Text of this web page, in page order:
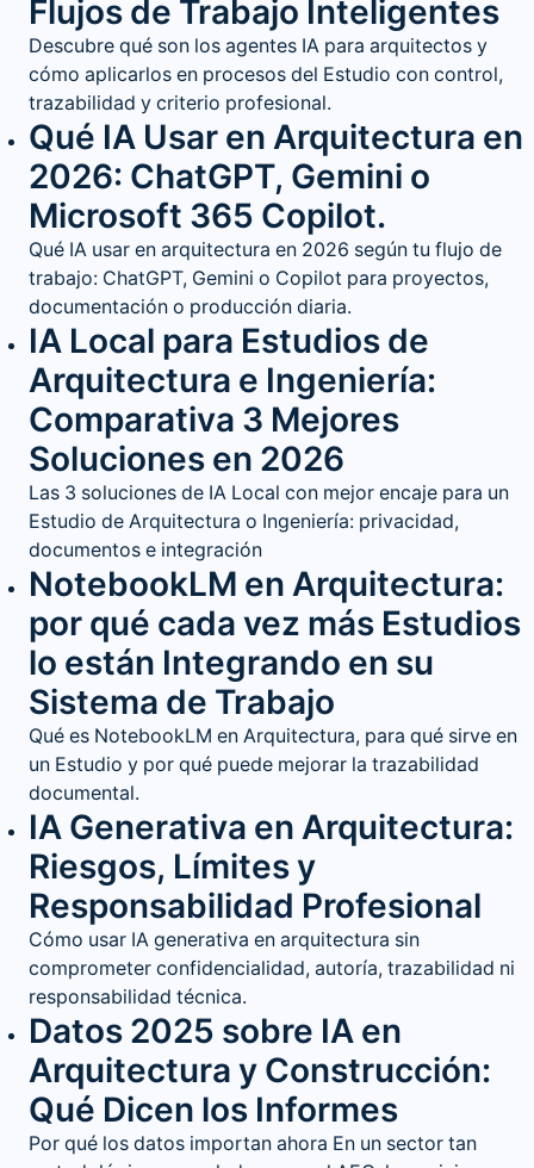
Flujos de Trabajo Inteligentes
Descubre qué son los agentes IA para arquitectos y
cómo aplicarlos en procesos del Estudio con control,
trazabilidad y criterio profesional.
Qué IA Usar en Arquitectura en
2026: ChatGPT, Gemini o
Microsoft 365 Copilot.
Qué IA usar en arquitectura en 2026 según tu flujo de
trabajo: ChatGPT, Gemini o Copilot para proyectos,
documentación o producción diaria.
IA Local para Estudios de
Arquitectura e Ingeniería:
Comparativa 3 Mejores
Soluciones en 2026
Las 3 soluciones de IA Local con mejor encaje para un
Estudio de Arquitectura o Ingeniería: privacidad,
documentos e integración
NotebookLM en Arquitectura:
por qué cada vez más Estudios
lo están Integrando en su
Sistema de Trabajo
Qué es NotebookLM en Arquitectura, para qué sirve en
un Estudio y por qué puede mejorar la trazabilidad
documental.
IA Generativa en Arquitectura:
Riesgos, Límites y
Responsabilidad Profesional
Cómo usar IA generativa en arquitectura sin
comprometer confidencialidad, autoría, trazabilidad ni
responsabilidad técnica.
Datos 2025 sobre IA en
Arquitectura y Construcción:
Qué Dicen los Informes
Por qué los datos importan ahora En un sector tan